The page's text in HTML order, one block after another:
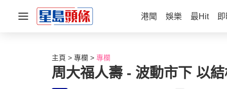
港聞 娛樂 最Hit
主頁 專欄 專欄
周大福人壽 - 波動市下 以